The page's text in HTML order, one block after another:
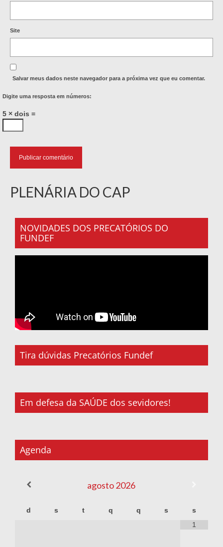
Site
Salvar meus dados neste navegador para a próxima vez que eu comentar.
Digite uma resposta em números:
5 × dois =
PLENÁRIA DO CAP
NOVIDADES DOS PRECATÓRIOS DO
FUNDEF
Tira dúvidas Precatórios Fundef
Em defesa da SAÚDE dos sevidores!
Agenda
agosto2026
d s t q q s
s
1